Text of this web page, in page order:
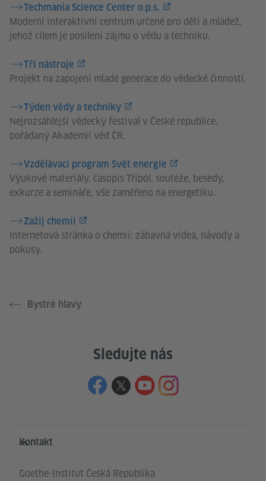
Techmania Science Center o.p.s.
Moderní interaktivní centrum určené pro děti a mládež,
jehož cílem je posílení zájmu o vědu a techniku.
Tři nástroje
Projekt na zapojení mladé generace do vědecké činnosti.
Týden vědy a techniky
Nejrozsáhlejší vědecký festival v České republice,
pořádaný Akademií věd ČR.
Vzdělávací program Svět energie
Výukové materiály, časopis Třípól, soutěže, besedy,
exkurze a semináře, vše zaměřeno na energetiku.
Zažij chemii
Internetová stránka o chemii: zábavná videa, návody a
pokusy.
Bystré hlavy
Sledujte nás
Service- und Informationsbereich
Kontakt
Goethe-Institut Česká Republika